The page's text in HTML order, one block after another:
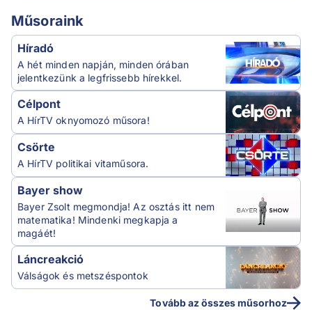
Műsoraink
Híradó
A hét minden napján, minden órában
jelentkezünk a legfrissebb hírekkel.
Célpont
A HírTV oknyomozó műsora!
Csörte
A HírTV politikai vitaműsora.
Bayer show
Bayer Zsolt megmondja! Az osztás itt nem
matematika! Mindenki megkapja a
magáét!
Láncreakció
Válságok és metszéspontok
Tovább az összes műsorhoz